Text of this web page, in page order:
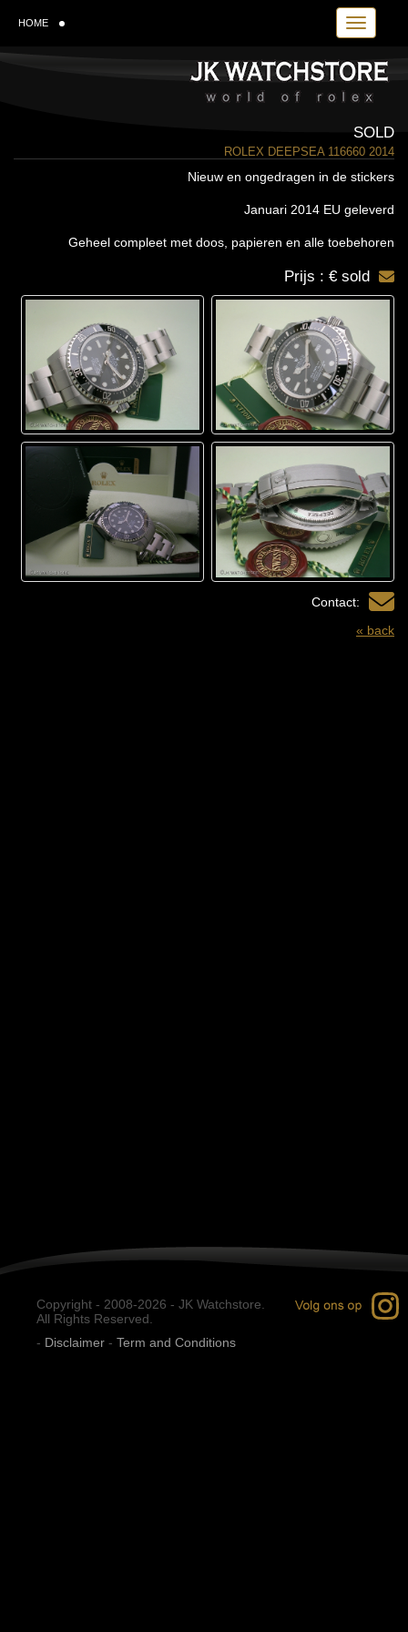
Toggle
HOME
SOLD
ROLEX DEEPSEA 116660 2014
Nieuw en ongedragen in de stickers
Januari 2014 EU geleverd
Geheel compleet met doos, papieren en alle toebehoren
Prijs : € sold
Contact:
« back
Copyright - 2008-2026 - JK Watchstore.
All Rights Reserved.
- Disclaimer - Term and Conditions